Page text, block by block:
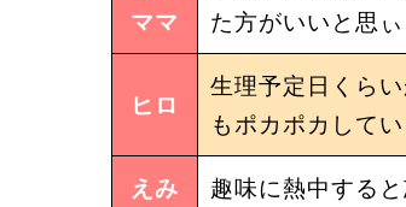
ママ
た方がいいと思ぃ
ヒロ
生理予定日くら
もポカポカしてい
えみ
趣味に熱中する